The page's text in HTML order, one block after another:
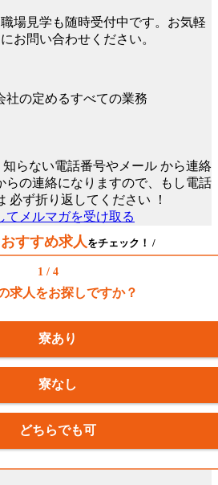
職場見学も随時受付中です。お気軽
にお問い合わせください。
社の定めるすべての業務
知らない電話番号やメール から連絡
らの連絡になりますので、もし電話
必ず折り返してください ！
おすすめ求人をチェック！ /
1 / 4
求人をお探しですか？
寮あり
寮なし
どちらでも可